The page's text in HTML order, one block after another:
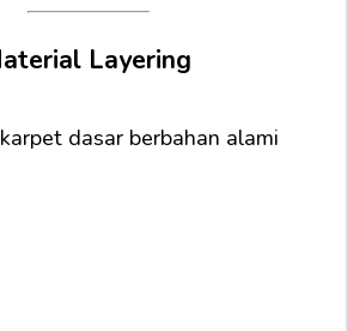
Layering
dasar berbahan alami